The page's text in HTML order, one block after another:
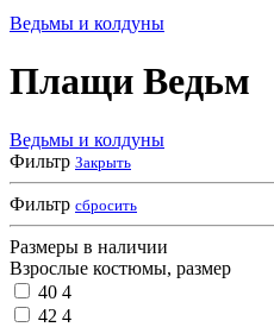
Ведьмы и колдуны
Плащи Ведьм
Ведьмы и колдуны
Фильтр Закрыть
Фильтр сбросить
Размеры в наличии
Взрослые костюмы, размер
40 4
42 4